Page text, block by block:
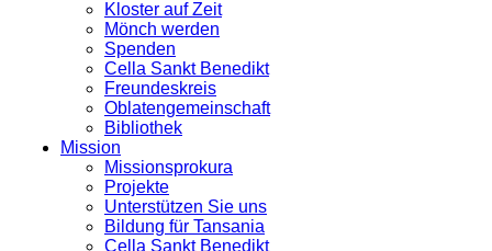
Kloster auf Zeit
Mönch werden
Spenden
Cella Sankt Benedikt
Freundeskreis
Oblatengemeinschaft
Bibliothek
Mission
Missionsprokura
Projekte
Unterstützen Sie uns
Bildung für Tansania
Cella Sankt Benedikt